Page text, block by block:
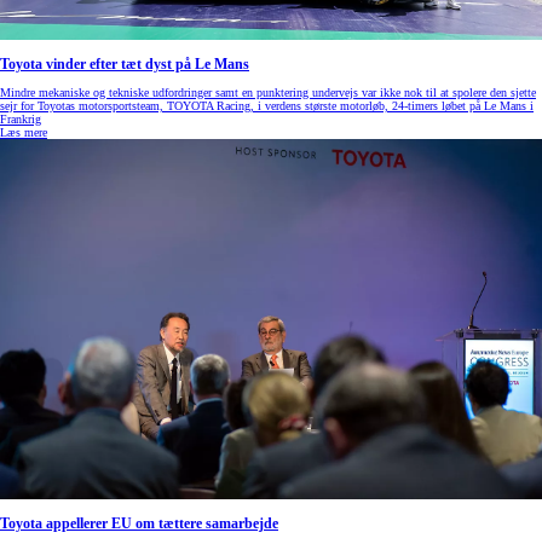
Toyota vinder efter tæt dyst på Le Mans
Mindre mekaniske og tekniske udfordringer samt en punktering undervejs var ikke nok til at spolere den sjette
sejr for Toyotas motorsportsteam, TOYOTA Racing, i verdens største motorløb, 24-timers løbet på Le Mans i
Frankrig
Læs mere
Toyota appellerer EU om tættere samarbejde